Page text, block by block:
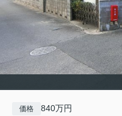
価格 840万円